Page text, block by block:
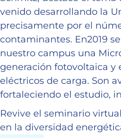
venido desarrollando la
precisamente por el
contaminantes. En2019
nuestro campus una
generación fotovoltaica y
eléctricos de carga. Son
fortaleciendo el estudio,
Revive el seminario
en la diversidad